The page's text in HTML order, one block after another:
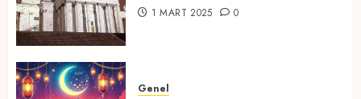
4
Atmosfer ve Özel Hazırlıklar
1 MART 2025 0
Genel